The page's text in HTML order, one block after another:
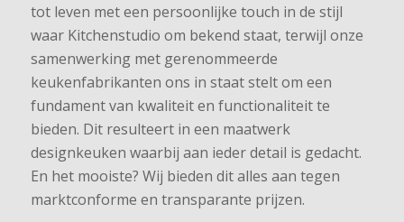
tot leven met een persoonlijke touch in de stijl
waar Kitchenstudio om bekend staat, terwijl onze
samenwerking met gerenommeerde
keukenfabrikanten ons in staat stelt om een
fundament van kwaliteit en functionaliteit te
bieden. Dit resulteert in een maatwerk
designkeuken waarbij aan ieder detail is gedacht.
En het mooiste? Wij bieden dit alles aan tegen
marktconforme en transparante prijzen.